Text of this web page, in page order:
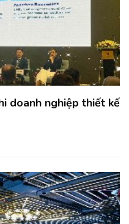
doanh nghiệp thiết kế